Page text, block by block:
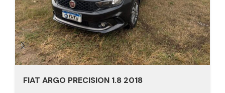
FIAT ARGO PRECISION 1.8 2018